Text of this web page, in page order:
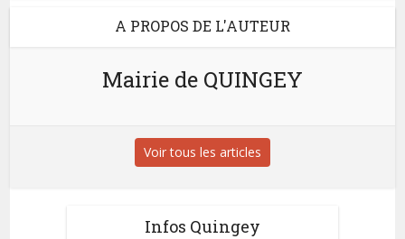
A PROPOS DE L'AUTEUR
Mairie de QUINGEY
Voir tous les articles
Infos Quingey